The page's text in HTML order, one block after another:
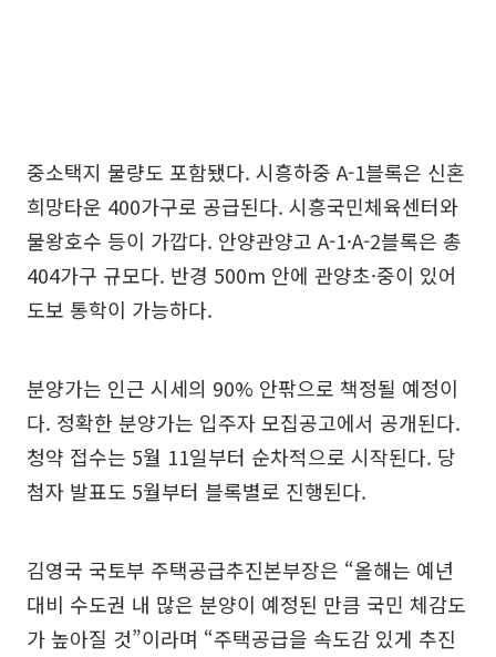
중소택지 물량도 포함됐다. 시흥하중 A-1블록은 신혼
희망타운 400가구로 공급된다. 시흥국민체육센터와
물왕호수 등이 가깝다. 안양관양고 A-1·A-2블록은 총
404가구 규모다. 반경 500m 안에 관양초·중이 있어
도보 통학이 가능하다.
분양가는 인근 시세의 90% 안팎으로 책정될 예정이
다. 정확한 분양가는 입주자 모집공고에서 공개된다.
청약 접수는 5월 11일부터 순차적으로 시작된다. 당
첨자 발표도 5월부터 블록별로 진행된다.
김영국 국토부 주택공급추진본부장은 “올해는 예년
대비 수도권 내 많은 분양이 예정된 만큼 국민 체감도
가 높아질 것”이라며 “주택공급을 속도감 있게 추진